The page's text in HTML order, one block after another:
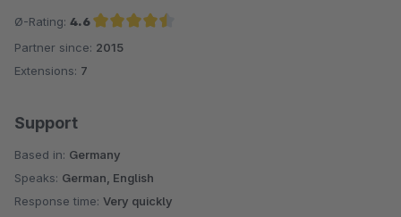
Ø-Rating: 4.6
Average rating of 4.6 out of 5 stars
Partner since: 2015
Extensions: 7
Support
Based in: Germany
Speaks: German, English
Response time: Very quickly